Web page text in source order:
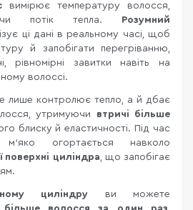
вимірює температуру волосся,
потік тепла. Розумний
ці дані в реальному часі, щоб
й запобігати перегріванню,
рівномірні завитки навіть на
волоссі.
лише контролює тепло, а й дбає
утримуючи втричі більше
блиску й еластичності. Під час
огортається навколо
поверхні циліндра, що запобігає
циліндру ви можете